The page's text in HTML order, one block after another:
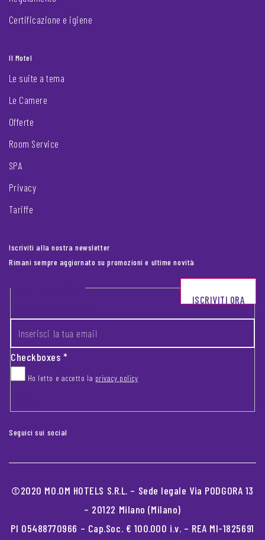
Certificazione e igiene
Il Motel
Le suite a tema
Le Camere
Offerte
Room Service
SPA
Privacy
Tariffe
Iscriviti alla nostra newsletter
Rimani sempre aggiornato su promozioni e ultime novità
Footer newsletter
Checkboxes*
Ho letto e accetto la privacy policy
ISCRIVITI ORA
Seguici sui social
©2020 MO.OM HOTELS S.R.L. – Sede legale Via PODGORA 13
– 20122 Milano (Milano)
PI 05488770966 – Cap.Soc. € 100.000 i.v. – REA MI-1825691